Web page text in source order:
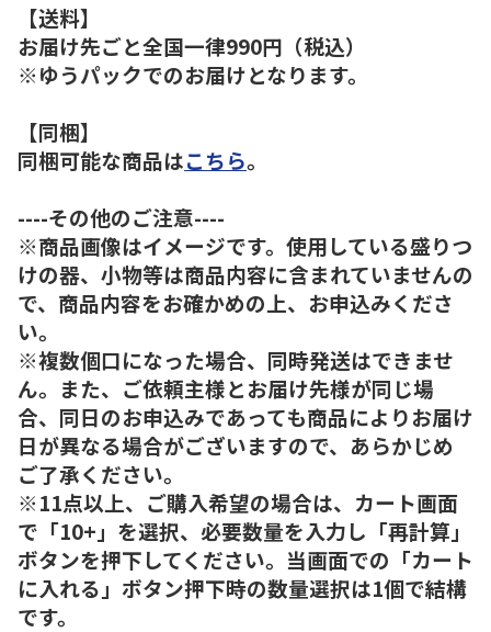
【送料】
お届け先ごと全国一律990円（税込）
※ゆうパックでのお届けとなります。
【同梱】
同梱可能な商品はこちら。
----その他のご注意----
※商品画像はイメージです。使用している盛りつ
けの器、小物等は商品内容に含まれていませんの
で、商品内容をお確かめの上、お申込みくださ
い。
※複数個口になった場合、同時発送はできませ
ん。また、ご依頼主様とお届け先様が同じ場
合、同日のお申込みであっても商品によりお届け
日が異なる場合がございますので、あらかじめ
ご了承ください。
※11点以上、ご購入希望の場合は、カート画面
で「10+」を選択、必要数量を入力し「再計算」
ボタンを押下してください。当画面での「カート
に入れる」ボタン押下時の数量選択は1個で結構
です。